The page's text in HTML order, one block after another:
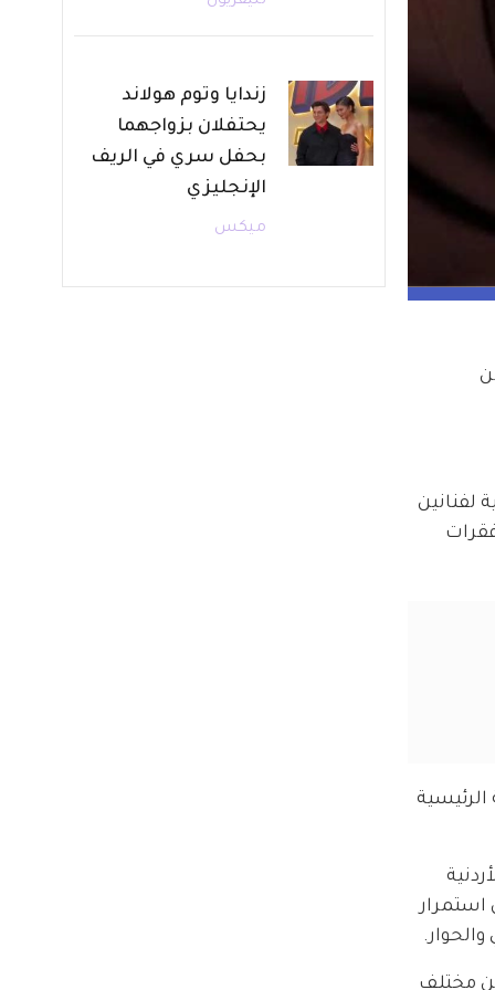
من
تشمل حفلات غنائية لفنانين
استمرار
مختلف
زندايا وتوم هولاند
يحتفلان بزواجهما
بحفل سري في الريف
الإنجليزي
ميكس